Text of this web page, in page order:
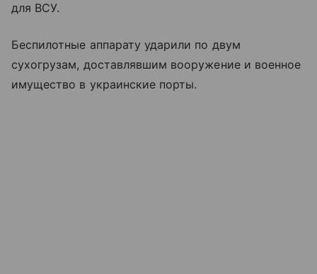
для ВСУ.
Беспилотные аппарату ударили по двум
сухогрузам, доставлявшим вооружение и военное
имущество в украинские порты.